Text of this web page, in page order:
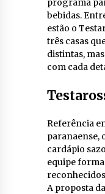
programa
bebidas.
estão o
três casas
distintas,
com cada
Referência
paranaense,
cardápio
equipe
A proposta